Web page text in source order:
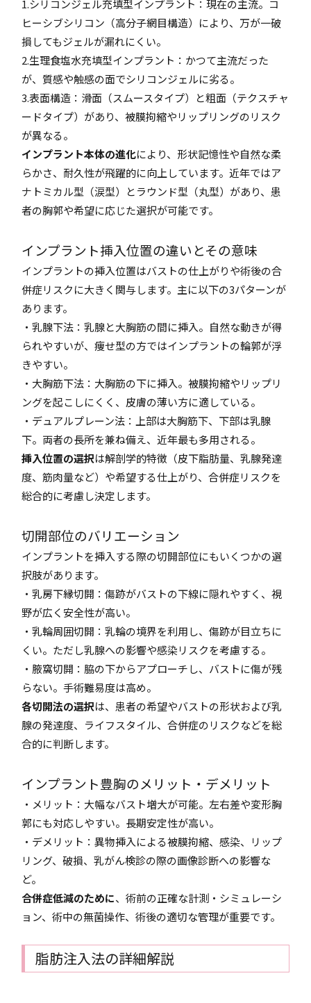
1.シリコンジェル充填型インプラント：現在の主流。コ
ヒーシブシリコン（高分子網目構造）により、万が一破
損してもジェルが漏れにくい。
2.生理食塩水充填型インプラント：かつて主流だった
が、質感や触感の面でシリコンジェルに劣る。
3.表面構造：滑面（スムースタイプ）と粗面（テクスチャ
ードタイプ）があり、被膜拘縮やリップリングのリスク
が異なる。
インプラント本体の進化により、形状記憶性や自然な柔
らかさ、耐久性が飛躍的に向上しています。近年ではア
ナトミカル型（涙型）とラウンド型（丸型）があり、患
者の胸郭や希望に応じた選択が可能です。
インプラント挿入位置の違いとその意味
インプラントの挿入位置はバストの仕上がりや術後の合
併症リスクに大きく関与します。主に以下の3パターンが
あります。
・乳腺下法：乳腺と大胸筋の間に挿入。自然な動きが得
られやすいが、痩せ型の方ではインプラントの輪郭が浮
きやすい。
・大胸筋下法：大胸筋の下に挿入。被膜拘縮やリップリ
ングを起こしにくく、皮膚の薄い方に適している。
・デュアルプレーン法：上部は大胸筋下、下部は乳腺
下。両者の長所を兼ね備え、近年最も多用される。
挿入位置の選択は解剖学的特徴（皮下脂肪量、乳腺発達
度、筋肉量など）や希望する仕上がり、合併症リスクを
総合的に考慮し決定します。
切開部位のバリエーション
インプラントを挿入する際の切開部位にもいくつかの選
択肢があります。
・乳房下縁切開：傷跡がバストの下線に隠れやすく、視
野が広く安全性が高い。
・乳輪周囲切開：乳輪の境界を利用し、傷跡が目立ちに
くい。ただし乳腺への影響や感染リスクを考慮する。
・腋窩切開：脇の下からアプローチし、バストに傷が残
らない。手術難易度は高め。
各切開法の選択は、患者の希望やバストの形状および乳
腺の発達度、ライフスタイル、合併症のリスクなどを総
合的に判断します。
インプラント豊胸のメリット・デメリット
・メリット：大幅なバスト増大が可能。左右差や変形胸
郭にも対応しやすい。長期安定性が高い。
・デメリット：異物挿入による被膜拘縮、感染、リップ
リング、破損、乳がん検診の際の画像診断への影響な
ど。
合併症低減のために、術前の正確な計測・シミュレーシ
ョン、術中の無菌操作、術後の適切な管理が重要です。
脂肪注入法の詳細解説